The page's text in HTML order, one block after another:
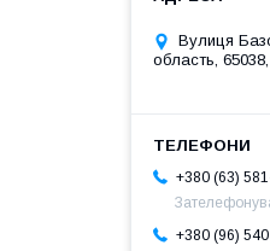
Вулиця
область,
+380 (63)
+380 (96)